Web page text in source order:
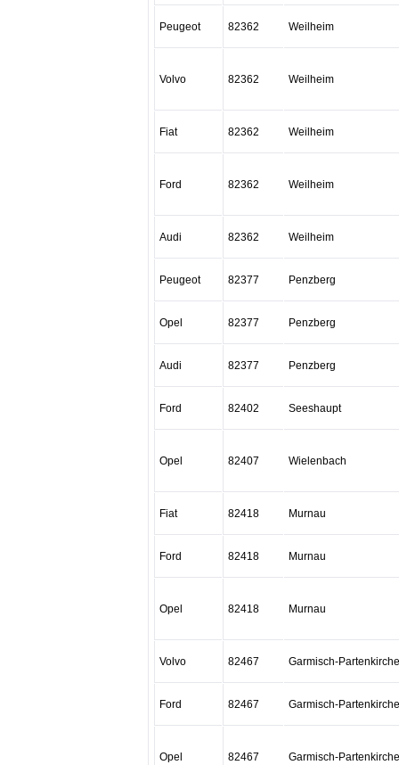
Peugeot 82362 Weilheim
Volvo 82362 Weilheim
Fiat 82362 Weilheim
Ford 82362 Weilheim
Audi 82362 Weilheim
Peugeot 82377 Penzberg
Opel 82377 Penzberg
Audi 82377 Penzberg
Ford 82402 Seeshaupt
Opel 82407 Wielenbach
Fiat 82418 Murnau
Ford 82418 Murnau
Opel 82418 Murnau
Volvo 82467 Garmisch-
Ford 82467 Garmisch-
Opel 82467 Garmisch-